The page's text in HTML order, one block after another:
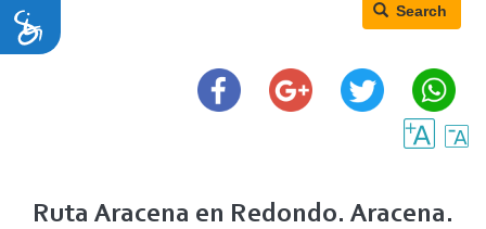
Search
Ruta Aracena en Redondo. Aracena.